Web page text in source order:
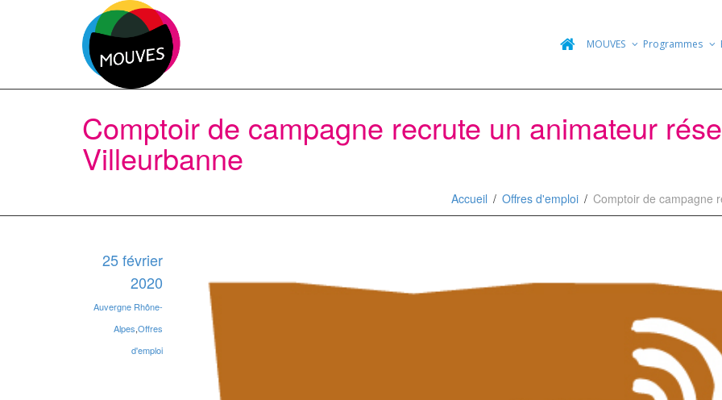
MOUVES Programmes
Comptoir de campagne recrute un animateur
Villeurbanne
Accueil Offres d'emploi Comptoir de campagne
25 février
2020
Auvergne Rhône-
Alpes,Offres
d'emploi